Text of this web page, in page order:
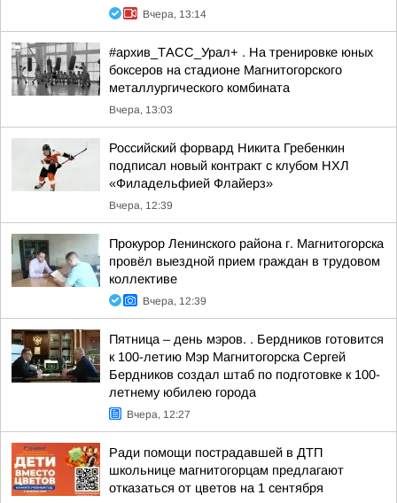
Вчера, 13:14
#архив_ТАСС_Урал+ . На тренировке юных
боксеров на стадионе Магнитогорского
металлургического комбината
Вчера, 13:03
Российский форвард Никита Гребенкин
подписал новый контракт с клубом НХЛ
«Филадельфией Флайерз»
Вчера, 12:39
Прокурор Ленинского района г. Магнитогорска
провёл выездной прием граждан в трудовом
коллективе
Вчера, 12:39
Пятница – день мэров. . Бердников готовится
к 100-летию Мэр Магнитогорска Сергей
Бердников создал штаб по подготовке к 100-
летнему юбилею города
Вчера, 12:27
Ради помощи пострадавшей в ДТП
школьнице магнитогорцам предлагают
отказаться от цветов на 1 сентября